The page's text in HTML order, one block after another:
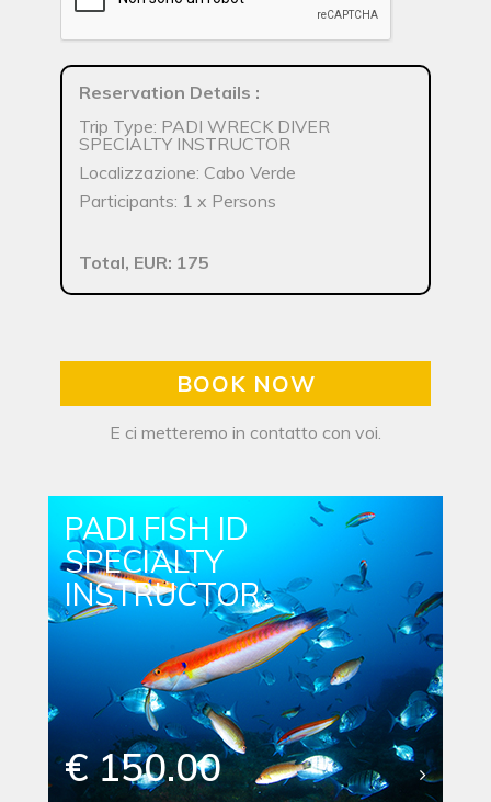
Reservation Details :
Trip Type: PADI WRECK DIVER
SPECIALTY INSTRUCTOR
Localizzazione: Cabo Verde
Participants: 1 x Persons
Total, EUR: 175
BOOK NOW
E ci metteremo in contatto con voi.
PADI FISH ID
SPECIALTY
INSTRUCTOR
€ 150.00